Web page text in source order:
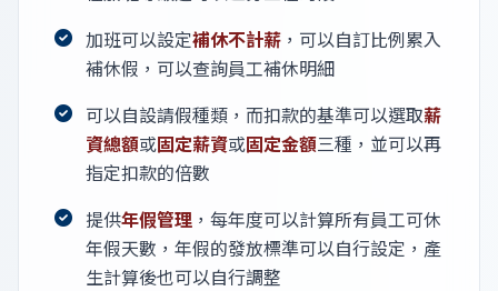
加班可以設定補休不計薪 ，可以自訂比例累入
補休假，可以查詢員工補休明細
可以自設請假種類，而扣款的基準可以選取薪
資總額或固定薪資或固定金額三種，並可以再
指定扣款的倍數
提供年假管理 ，每年度可以計算所有員工可休
年假天數，年假的發放標準可以自行設定，產
生計算後也可以自行調整